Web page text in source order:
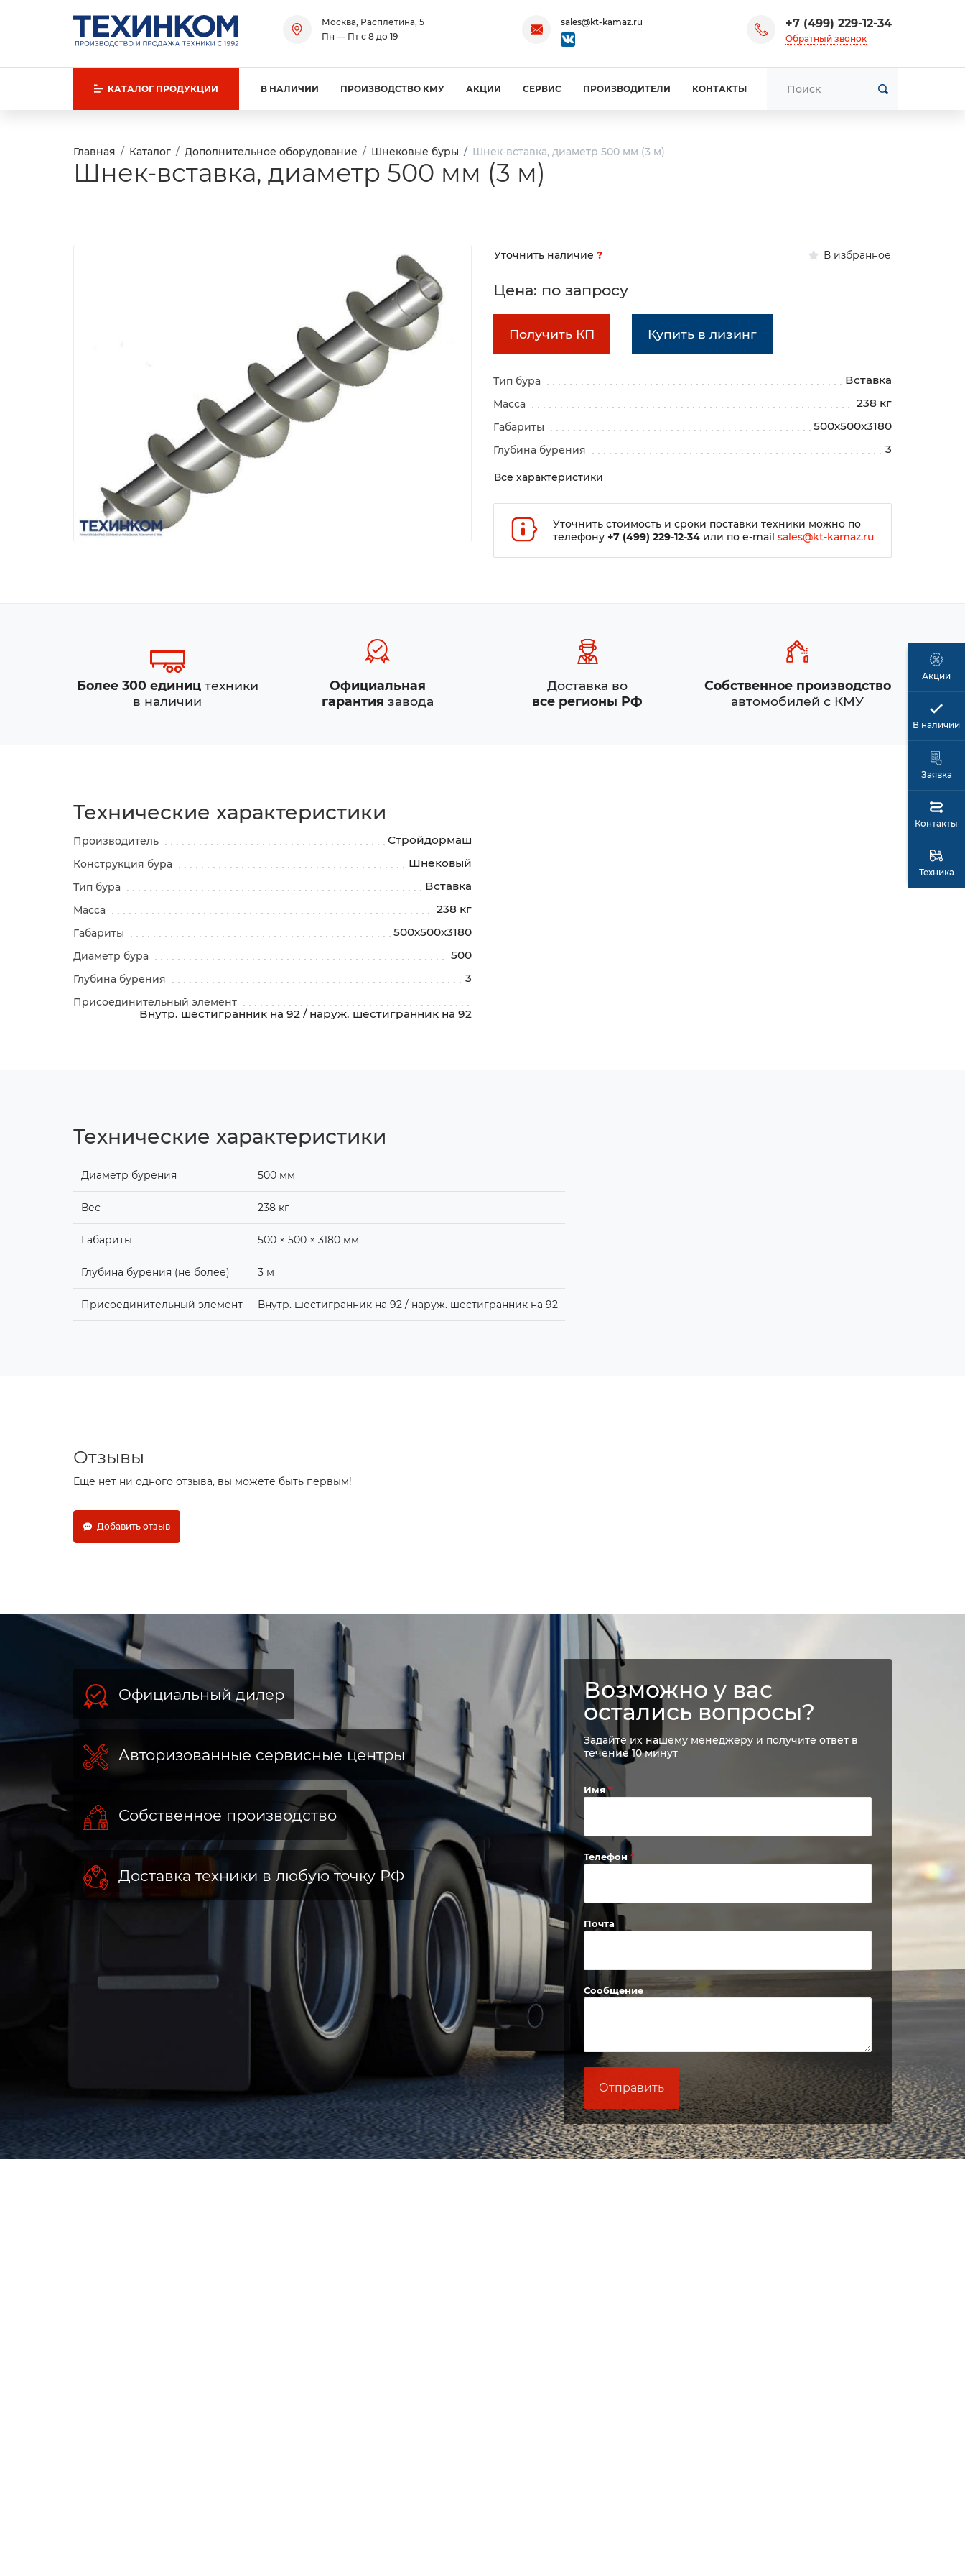
Москва, Расплетина, 5
Пн — Пт с 8 до 19
sales@kt-kamaz.ru +7 (499) 229-12-34
Обратный звонок
КАТАЛОГ ПРОДУКЦИИ В НАЛИЧИИ ПРОИЗВОДСТВО КМУ АКЦИИ СЕРВИС ПРОИЗВОДИТЕЛИ КОНТАКТЫ
Главная Каталог Дополнительное оборудование Шнековые буры Шнек-вставка, диаметр 500 мм (3 м)
Шнек-вставка, диаметр 500 мм (3 м)
Уточнить наличие ? В избранное
Цена: по запросу
Получить КП Купить в лизинг
Тип бура Вставка
Масса 238 кг
Габариты 500х500х3180
Глубина бурения 3
Все характеристики
Уточнить стоимость и сроки поставки техники можно по
телефону +7 (499) 229-12-34или по e-mail sales@kt-kamaz.ru
Более 300 едиництехники
в наличии
Официальная
гарантия завода
Доставка во
все регионы РФ
Собственное производство
автомобилей с КМУ
Технические характеристики
Производитель Стройдормаш
Конструкция бура Шнековый
Тип бура Вставка
Масса 238 кг
Габариты 500х500х3180
Диаметр бура 500
Глубина бурения 3
Присоединительный элемент
Внутр. шестигранник на 92 / наруж. шестигранник на 92
Технические характеристики
Диаметр бурения 500 мм
Вес 238 кг
Габариты 500 × 500 × 3180 мм
Глубина бурения (не более) 3 м
Присоединительный элемент Внутр. шестигранник на 92 / наруж. шестигранник на 92
Отзывы
Еще нет ни одного отзыва, вы можете быть первым!
Добавить отзыв
Официальный дилер
Авторизованные сервисные центры
Собственное производство
Доставка техники в любую точку РФ
Возможно у вас
остались вопросы?
Задайте их нашему менеджеру и получите ответ в
течение 10 минут
Имя
Телефон
Почта
Сообщение
Акции
В наличии
Заявка
Техника
Контакты